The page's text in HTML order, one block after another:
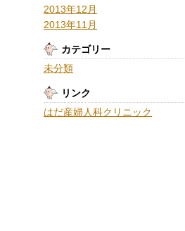
2013年12月
2013年11月
カテゴリー
未分類
リンク
はだ産婦人科クリニック